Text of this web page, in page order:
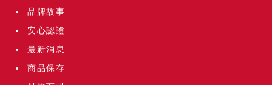
品牌故事
安心認證
最新消息
商品保存